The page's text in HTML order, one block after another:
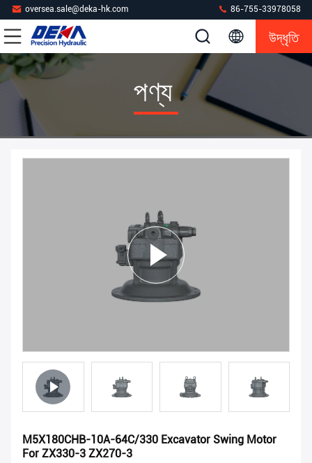
oversea.sale@deka-hk.com 86-755-33978058
উদ্ধৃতি
পণ্য
M5X180CHB-10A-64C/330 Excavator Swing Motor
For ZX330-3 ZX270-3